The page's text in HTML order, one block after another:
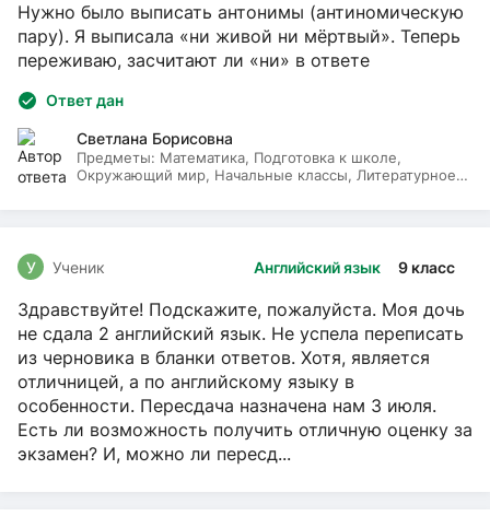
Нужно было выписать антонимы (антиномическую
пару). Я выписала «ни живой ни мёртвый». Теперь
переживаю, засчитают ли «ни» в ответе
Ответ дан
Светлана Борисовна
Предметы: Математика, Подготовка к школе,
Окружающий мир, Начальные классы, Литературное
Английский язык 9 класс
У Ученик
Здравствуйте! Подскажите, пожалуйста. Моя дочь
не сдала 2 английский язык. Не успела переписать
из черновика в бланки ответов. Хотя, является
отличницей, а по английскому языку в
особенности. Пересдача назначена нам 3 июля.
Есть ли возможность получить отличную оценку за
экзамен? И, можно ли пересд...